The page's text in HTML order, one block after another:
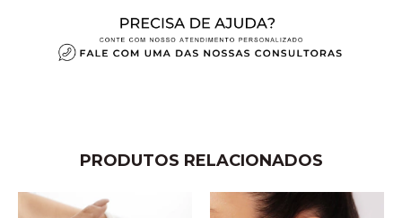
PRODUTOS RELACIONADOS